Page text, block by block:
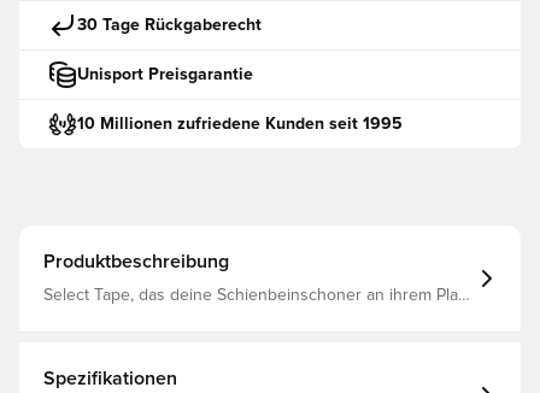
30 Tage Rückgaberecht
Unisport Preisgarantie
10 Millionen zufriedene Kunden seit 1995
Produktbeschreibung
Select Tape, das deine Schienbeinschoner an ihrem Platz
Spezifikationen